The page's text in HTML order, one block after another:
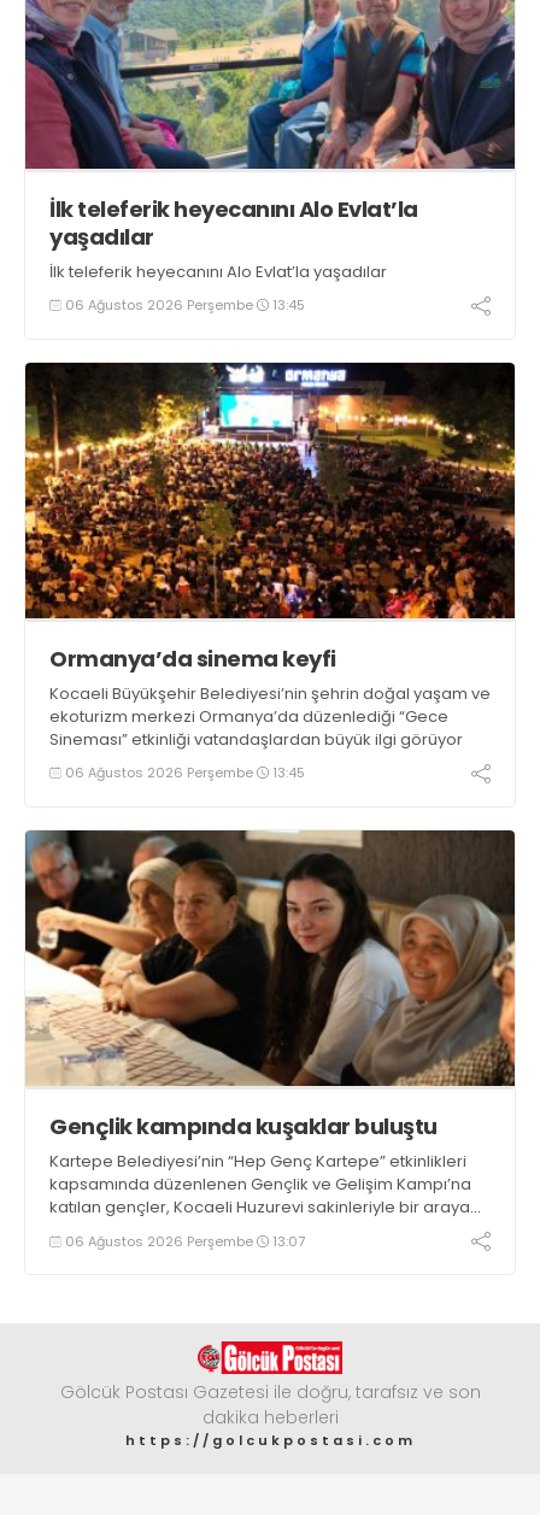
İlk teleferik heyecanını Alo Evlat’la
yaşadılar
İlk teleferik heyecanını Alo Evlat’la yaşadılar
06 Ağustos 2026 Perşembe 13:45
Ormanya’da sinema keyfi
Kocaeli Büyükşehir Belediyesi’nin şehrin doğal yaşam ve
ekoturizm merkezi Ormanya’da düzenlediği “Gece
Sineması” etkinliği vatandaşlardan büyük ilgi görüyor
06 Ağustos 2026 Perşembe 13:45
Gençlik kampında kuşaklar buluştu
Kartepe Belediyesi’nin “Hep Genç Kartepe” etkinlikleri
kapsamında düzenlenen Gençlik ve Gelişim Kampı’na
katılan gençler, Kocaeli Huzurevi sakinleriyle bir araya
geldi06 Ağustos 2026 Perşembe 13:07
Gölcük Postası Gazetesi ile doğru, tarafsız ve son
dakika heberleri
https://golcukpostasi.com